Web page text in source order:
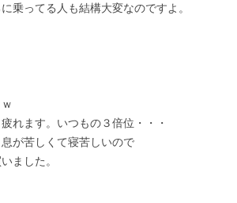
乗ってる人も結構大変なのですよ。
れます。いつもの３倍位・・・
が苦しくて寝苦しいので
ました。